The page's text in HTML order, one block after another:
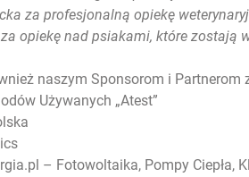
za profesjonalną opiekę
opiekę nad psiakami, które zostają
naszym Sponsorom i Partnerom
Używanych „Atest”
– Fotowoltaika, Pompy Ciepła,